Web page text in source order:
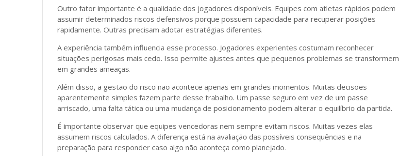
Outro fator importante é a qualidade dos jogadores disponíveis. Equipes com atletas rápidos podem
assumir determinados riscos defensivos porque possuem capacidade para recuperar posições
rapidamente. Outras precisam adotar estratégias diferentes.
A experiência também influencia esse processo. Jogadores experientes costumam reconhecer
situações perigosas mais cedo. Isso permite ajustes antes que pequenos problemas se transformem
em grandes ameaças.
Além disso, a gestão do risco não acontece apenas em grandes momentos. Muitas decisões
aparentemente simples fazem parte desse trabalho. Um passe seguro em vez de um passe
arriscado, uma falta tática ou uma mudança de posicionamento podem alterar o equilíbrio da partida.
É importante observar que equipes vencedoras nem sempre evitam riscos. Muitas vezes elas
assumem riscos calculados. A diferença está na avaliação das possíveis consequências e na
preparação para responder caso algo não aconteça como planejado.